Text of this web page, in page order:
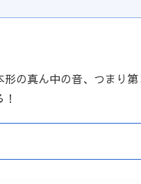
の真ん中の音、つまり